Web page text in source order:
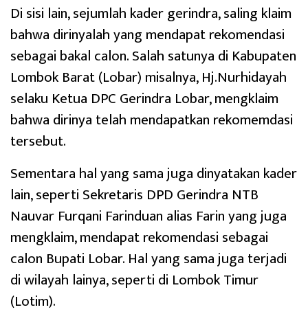
Di sisi lain, sejumlah kader gerindra, saling klaim
bahwa dirinyalah yang mendapat rekomendasi
sebagai bakal calon. Salah satunya di Kabupaten
Lombok Barat (Lobar) misalnya, Hj.Nurhidayah
selaku Ketua DPC Gerindra Lobar, mengklaim
bahwa dirinya telah mendapatkan rekomemdasi
tersebut.
Sementara hal yang sama juga dinyatakan kader
lain, seperti Sekretaris DPD Gerindra NTB
Nauvar Furqani Farinduan alias Farin yang juga
mengklaim, mendapat rekomendasi sebagai
calon Bupati Lobar. Hal yang sama juga terjadi
di wilayah lainya, seperti di Lombok Timur
(Lotim).